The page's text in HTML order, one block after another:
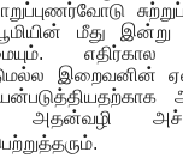
மீது இன்று
எதிர்கால
இறைவனின்
அதன்வழி